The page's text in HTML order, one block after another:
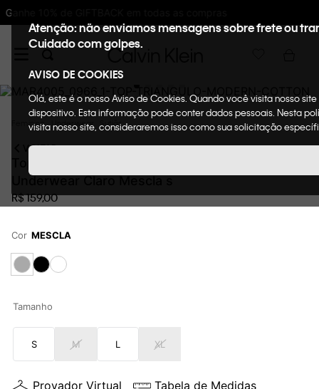
Atenção: não enviamos mensagens sobre frete ou
Cuidado com golpes.
AVISO DE COOKIES
Olá, este é o nosso Aviso de Cookies. Quando você visita nosso
dispositivo. Esta informação pode conter dados pessoais. Nesta
visita nosso site, consideraremos isso como sua solicitação
Feminino Underwear Sutiãs
VOLTAR
R$159,00
Cor MESCLA
Tamanho
S M L XL
Provador Virtual Tabela de Medidas